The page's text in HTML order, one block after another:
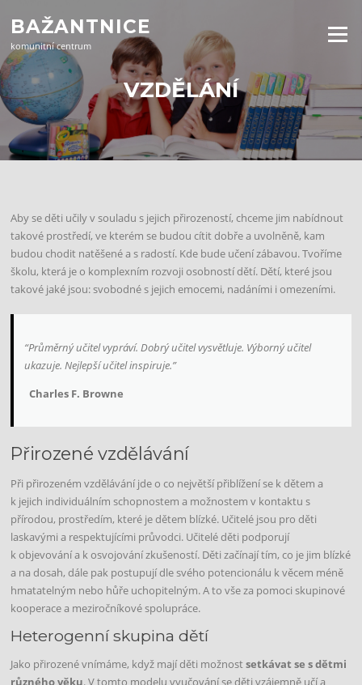
obsah
BAŽANTNICE
komunitní centrum
Menu
VZDĚLÁNÍ
Aby se děti učily v souladu s jejich přirozeností, chceme jim nabídnout
takové prostředí, ve kterém se budou cítit dobře a uvolněně, kam
budou chodit natěšené a s radostí. Kde bude učení zábavou. Tvoříme
školu, která je o komplexním rozvoji osobností dětí. Dětí, které jsou
takové jaké jsou: svobodné s jejich emocemi, nadáními i omezeními.
“Průměrný učitel vypráví. Dobrý učitel vysvětluje. Výborný učitel
ukazuje. Nejlepší učitel inspiruje.”
Charles F. Browne
Přirozené vzdělávání
Při přirozeném vzdělávání jde o co největší přiblížení se k dětem a
k jejich individuálním schopnostem a možnostem v kontaktu s
přírodou, prostředím, které je dětem blízké. Učitelé jsou pro děti
laskavými a respektujícími průvodci. Učitelé děti podporují
k objevování a k osvojování zkušeností. Děti začínají tím, co je jim blízké
a na dosah, dále pak postupují dle svého potencionálu k věcem méně
hmatatelným nebo hůře uchopitelným. A to vše za pomoci skupinové
kooperace a meziročníkové spolupráce.
Heterogenní skupina dětí
Jako přirozené vnímáme, když mají děti možnostsetkávat se s dětmi
různého věku. V tomto modelu vyučování se děti vzájemně učí a